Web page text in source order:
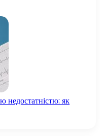
недостатністю: як